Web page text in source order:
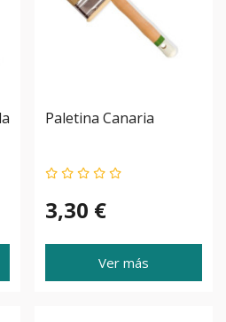
Paletina Canaria
3,30 €
Ver más